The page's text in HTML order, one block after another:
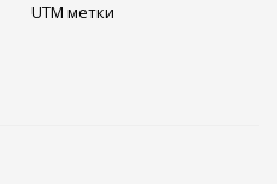
UTM метки